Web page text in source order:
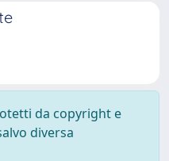
da copyright e
diversa